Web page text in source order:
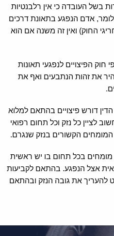
בשל העובדה כי אין רלבנטיות
אדם הנפגע בתאונת דרכים
החוק) ואין זה משנה אם הוא
חוק הפיצויים לנפגעי תאונות
את זהות הנתבעים ואף את
דורש פיצויים בהתאם למלוא
לציין כל נזק וכל תחום רפואי
המומחים הקשורים בנזק שנגרם.
בכל תחום בו יש ראשית
אצל הנפגע. בהתאם לקביעות
להעריך את גובה הנזק ובהתאם